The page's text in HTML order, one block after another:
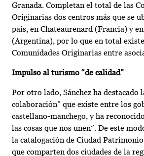
Granada. Completan el total de las
Originarias dos centros más que se
país, en Chateaurenard (Francia) y
(Argentina), por lo que en total
Comunidades Originarias entre
Impulso al turismo “de calidad”
Por otro lado, Sánchez ha destacado
colaboración” que existe entre los
castellano-manchego, y ha
las cosas que nos unen”. De este
la catalogación de Ciudad
que comparten dos ciudades de la